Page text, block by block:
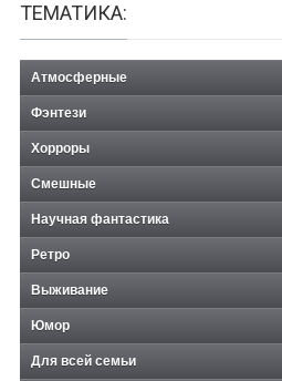
ТЕМАТИКА:
Атмосферные
Фэнтези
Хорроры
Смешные
Научная фантастика
Ретро
Выживание
Юмор
Для всей семьи